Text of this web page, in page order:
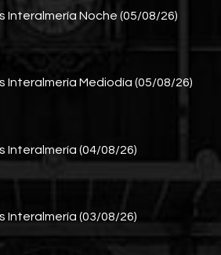
Interalmería Noche (05/08/26)
Interalmería Mediodía (05/08/26)
Interalmería (04/08/26)
Interalmería (03/08/26)